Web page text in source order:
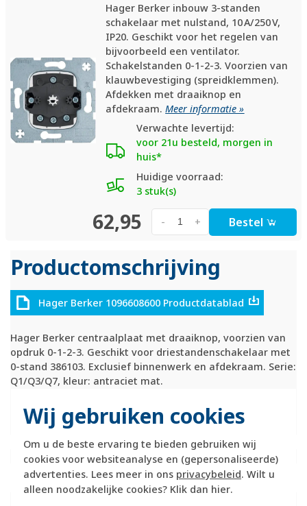
Wij gebruiken cookies
Om u de beste ervaring te bieden gebruiken wij
cookies voor websiteanalyse en (gepersonaliseerde)
advertenties. Lees meer in ons privacybeleid. Wilt u
alleen noodzakelijke cookies? Klik dan hier.
Hager Berker inbouw 3-standen
schakelaar met nulstand, 10 A/250 V,
IP20. Geschikt voor het regelen van
bijvoorbeeld een ventilator.
Schakelstanden 0-1-2-3. Voorzien van
klauwbevestiging (spreidklemmen).
Afdekken met draaiknop en
afdekraam.Meer informatie »
Verwachte levertijd:
voor 21u besteld, morgen in
huis*
Huidige voorraad:
3 stuk(s)
62,95 +
- Bestel
Productomschrijving
Hager Berker 1096608600 Productdatablad
Hager Berker centraalplaat met draaiknop, voorzien van
opdruk 0-1-2-3. Geschikt voor driestandenschakelaar met
0-stand 386103. Exclusief binnenwerk en afdekraam. Serie:
Q1/Q3/Q7, kleur: antraciet mat.
Technische specificaties
Specificatie
Waarde
Kleur
Antraciet
Breedte
58,8 Millimeter
(mm)